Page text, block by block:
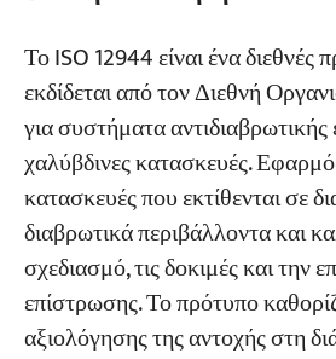
Το ISO 12944 είναι ένα διεθνές
εκδίδεται από τον Διεθνή
για συστήματα
χαλύβδινες κατασκευές.
κατασκευές που εκτίθενται σε
διαβρωτικά περιβάλλοντα και
σχεδιασμό, τις δοκιμές και την
επίστρωσης. Το πρότυπο
αξιολόγησης της αντοχής στη